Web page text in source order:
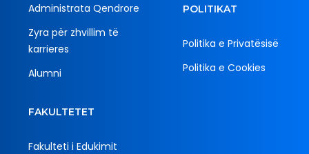
Administrata Qendrore
Zyra për zhvillim të
karrieres
Alumni
POLITIKAT
Politika e Privatësisë
Politika e Cookies
FAKULTETET
Fakulteti i Edukimit